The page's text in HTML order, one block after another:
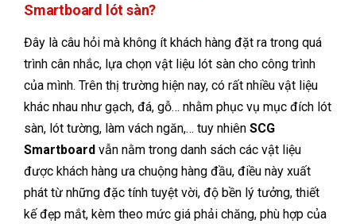
Smartboard lót sàn?
Đây là câu hỏi mà không ít khách hàng đặt ra trong quá
trình cân nhắc, lựa chọn vật liệu lót sàn cho công trình
của mình. Trên thị trường hiện nay, có rất nhiều vật liệu
khác nhau như gạch, đá, gỗ… nhằm phục vụ mục đích lót
sàn, lót tường, làm vách ngăn,… tuy nhiên SCG
Smartboard vẫn nằm trong danh sách các vật liệu
được khách hàng ưa chuộng hàng đầu, điều này xuất
phát từ những đặc tính tuyệt vời, độ bền lý tưởng, thiết
kế đẹp mắt, kèm theo mức giá phải chăng, phù hợp của